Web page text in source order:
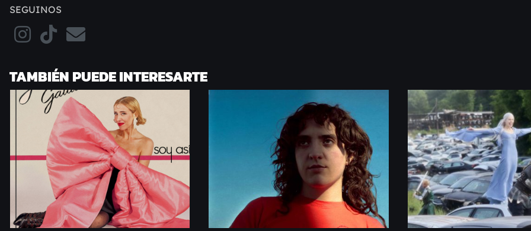
SEGUINOS
TAMBIÉN PUEDE INTERESARTE